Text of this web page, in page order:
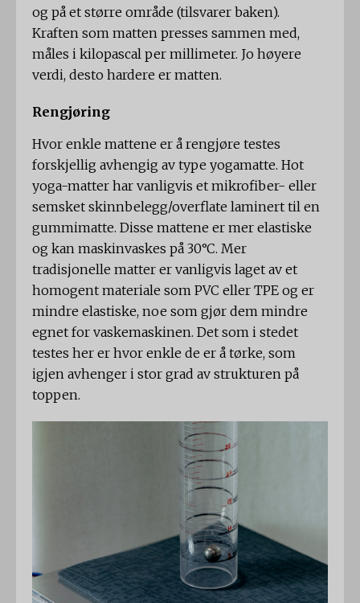
og på et større område (tilsvarer baken).
Kraften som matten presses sammen med,
måles i kilopascal per millimeter. Jo høyere
verdi, desto hardere er matten.
Rengjøring
Hvor enkle mattene er å rengjøre testes
forskjellig avhengig av type yogamatte. Hot
yoga-matter har vanligvis et mikrofiber- eller
semsket skinnbelegg/overflate laminert til en
gummimatte. Disse mattene er mer elastiske
og kan maskinvaskes på 30°C. Mer
tradisjonelle matter er vanligvis laget av et
homogent materiale som PVC eller TPE og er
mindre elastiske, noe som gjør dem mindre
egnet for vaskemaskinen. Det som i stedet
testes her er hvor enkle de er å tørke, som
igjen avhenger i stor grad av strukturen på
toppen.